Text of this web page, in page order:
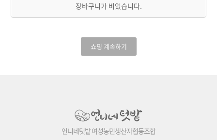
장바구니가 비었습니다.
쇼핑 계속하기
언니네텃밭 여성농민생산자협동조합